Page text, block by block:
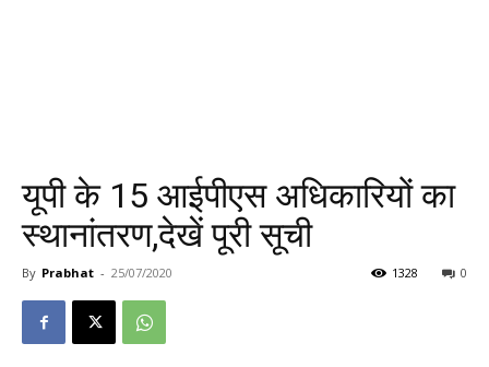
यूपी के 15 आईपीएस अधिकारियों का
स्थानांतरण,देखें पूरी सूची
By Prabhat - 25/07/2020 0
1328